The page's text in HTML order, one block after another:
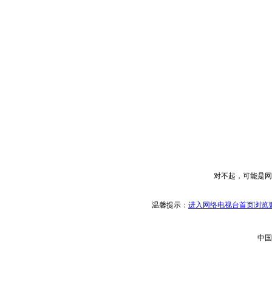
对不起，可能是
温馨提示： 进入网络电视台首页浏览
中